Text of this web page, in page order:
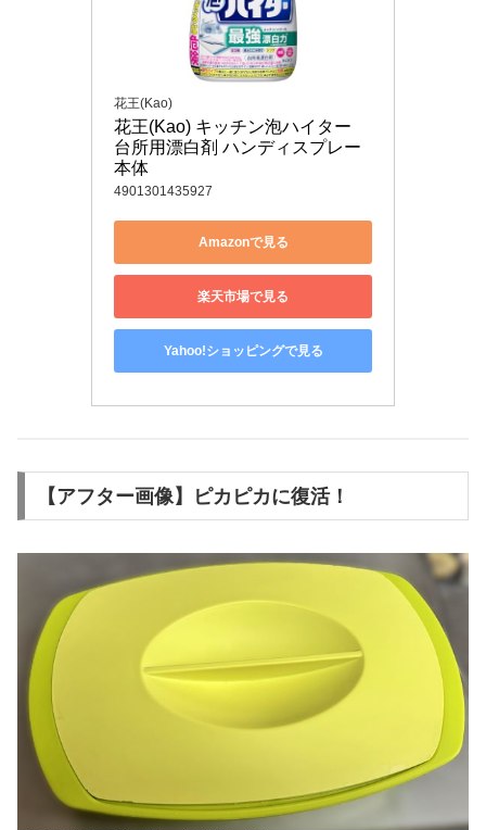
花王(Kao)
花王(Kao) キッチン泡ハイター
台所用漂白剤 ハンディスプレー
本体
4901301435927
Amazonで見る
楽天市場で見る
Yahoo!ショッピングで見る
【アフター画像】ピカピカに復活！